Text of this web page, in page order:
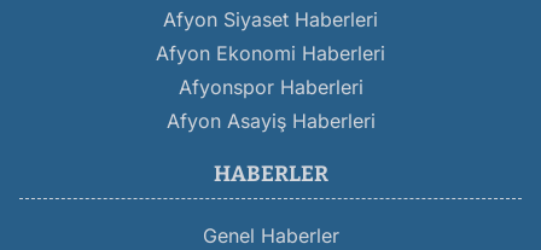
Afyon Siyaset Haberleri
Afyon Ekonomi Haberleri
Afyonspor Haberleri
Afyon Asayiş Haberleri
HABERLER
Genel Haberler